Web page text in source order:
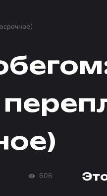
606